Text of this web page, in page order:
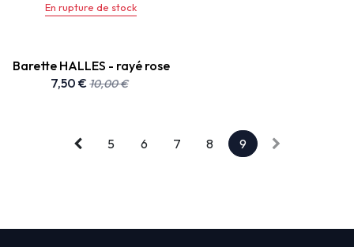
En rupture de stock
Barette HALLES - rayé rose
7,50 €10,00€
5 6 7 8 9